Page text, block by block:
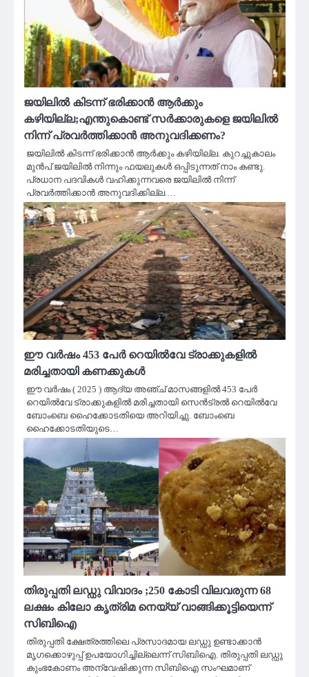
ജയിലില്‍ കിടന്ന് ഭരിക്കാൻ ആർക്കും
കഴിയില്ല;എന്തുകൊണ്ട് സർക്കാരുകളെ ജയിലിൽ
നിന്ന് പ്രവർത്തിക്കാൻ അനുവദിക്കണം?
ജയിലില്‍ കിടന്ന് ഭരിക്കാൻ ആർക്കും കഴിയില്ല. കുറച്ചുകാലം
മുൻപ് ജയിലിൽ നിന്നും ഫയലുകൾ ഒപ്പിടുന്നത് നാം കണ്ടു.
പ്രധാന പദവികൾ വഹിക്കുന്നവരെ ജയിലിൽ നിന്ന്
പ്രവർത്തിക്കാൻ അനുവദിക്കില്ല.…
ഈ വർഷം 453 പേർ റെയിൽവേ ട്രാക്കുകളിൽ
മരിച്ചതായി കണക്കുകൾ
ഈ വർഷം ( 2025 ) ആദ്യ അഞ്ച് മാസങ്ങളിൽ 453 പേർ
റെയിൽവേ ട്രാക്കുകളിൽ മരിച്ചതായി സെൻട്രൽ റെയിൽവേ
ബോംബെ ഹൈക്കോടതിയെ അറിയിച്ചു. ബോംബെ
ഹൈക്കോടതിയുടെ…
തിരുപ്പതി ലഡ്ഡു വിവാദം ;250 കോടി വിലവരുന്ന 68
ലക്ഷം കിലോ കൃത്രിമ നെയ്യ് വാങ്ങിക്കൂട്ടിയെന്ന്
സിബിഐ
തിരുപ്പതി ക്ഷേത്രത്തിലെ പ്രസാദമായ ലഡ്ഡു ഉണ്ടാക്കാന്‍
മൃഗക്കൊഴുപ്പ് ഉപയോഗിച്ചില്ലെന്ന് സിബിഐ. തിരുപ്പതി ലഡ്ഡു
കുംഭകോണം അന്വേഷിക്കുന്ന സിബിഐ സംഘമാണ്